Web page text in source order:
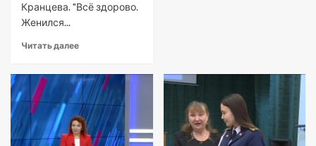
Кранцева. "Всё здорово.
Женился...
Читать далее